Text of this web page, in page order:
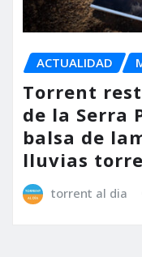
ACTUALIDAD
Torrent
de la Serra
balsa de
lluvias
torrent al dia